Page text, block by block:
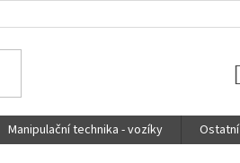
Manipulační technika - vozíky Ostatní